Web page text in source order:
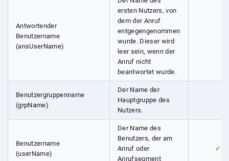
Antwortender
Benutzername
(ansUserName)
ersten Nutzers, von
dem der Anruf
entgegengenommen
wurde. Dieser wird
leer sein, wenn der
Anruf nicht
beantwortet wurde.
Benutzergruppenname
(grpName)
Der Name der
Hauptgruppe des
Nutzers.
Benutzername
(userName)
Der Name des
Benutzers, der am
Anruf oder
Anrufsegment
✔